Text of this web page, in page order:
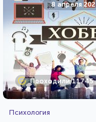
8 апреля
Проходили 11745
Психология